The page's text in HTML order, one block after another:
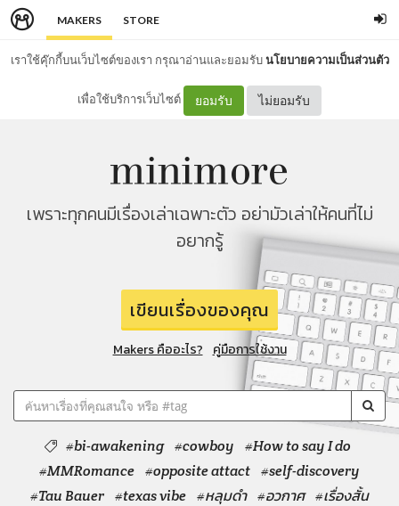
MAKERS STORE
เราใช้คุ๊กกี้บนเว็บไซต์ของเรา กรุณาอ่านและยอมรับนโยบายความเป็นส่วนตัว
เพื่อใช้บริการเว็บไซต์ ยอมรับ ไม่ยอมรับ
เพราะทุกคนมีเรื่องเล่าเฉพาะตัว อย่ามัวเล่าให้คนที่ไม่
อยากรู้
เขียนเรื่องของคุณ
Makers คืออะไร? คู่มือการใช้งาน
#bi-awakening #cowboy
#How to say I do
#MMRomance #opposite attact #self-discovery
#Tau Bauer #texas vibe #หลุมดำ #อวกาศ #เรื่องสั้น